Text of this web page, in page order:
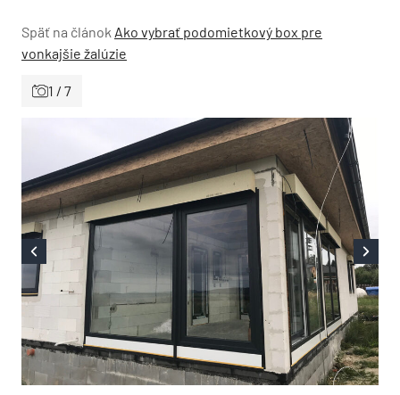
Späť na článok Ako vybrať podomietkový box pre
vonkajšie žalúzie
1 / 7